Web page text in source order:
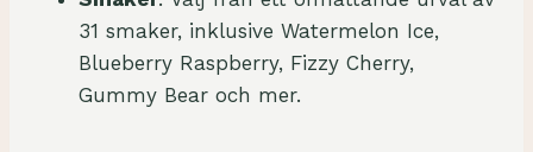
31 smaker, inklusive Watermelon Ice,
Blueberry Raspberry, Fizzy Cherry,
Gummy Bear och mer.